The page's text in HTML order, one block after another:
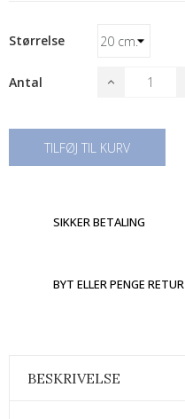
Størrelse
Antal
TILFØJ TIL KURV
SIKKER BETALING
BYT ELLER PENGE RETUR
BESKRIVELSE